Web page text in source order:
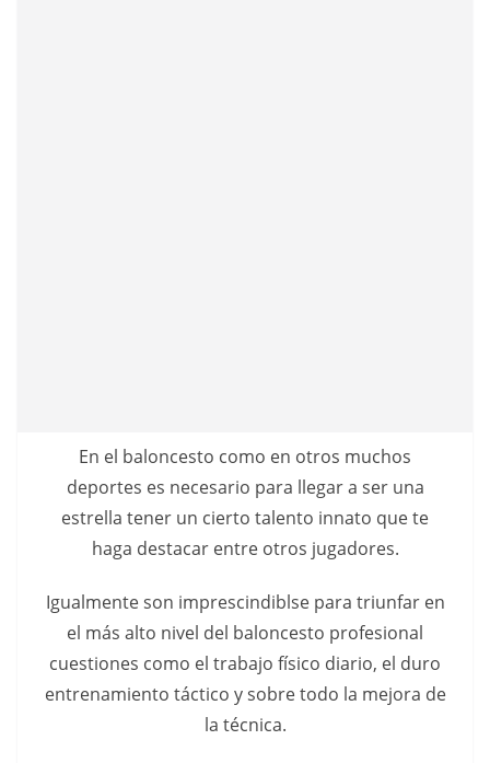
En el baloncesto como en otros muchos
deportes es necesario para llegar a ser una
estrella tener un cierto talento innato que te
haga destacar entre otros jugadores.
Igualmente son imprescindiblse para triunfar en
el más alto nivel del baloncesto profesional
cuestiones como el trabajo físico diario, el duro
entrenamiento táctico y sobre todo la mejora de
la técnica.